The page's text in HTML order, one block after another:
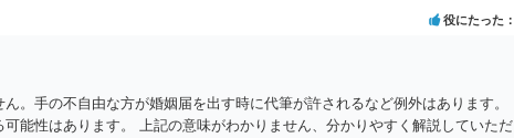
役にたった
。手の不自由な方が婚姻届を出す時に代筆が許されるなど例外はあります。
能性はあります。 上記の意味がわかりません、分かりやすく解説していただ